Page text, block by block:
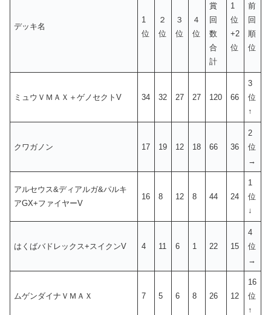
デッキ名
1
位
２
位
３
位
４
位
賞
回
数
合
計
1
位
+2
位
前
回
順
位
ミュウＶＭＡＸ＋ゲノセクトV 34 32 27 27 120 66
3
位
↑
クワガノン 17 19 12 18 66 36
2
位
→
アルセウス&ディアルガ&パルキ
アGX+ファイヤーV
16 8 12 8 44 24
1
位
↓
はくばバドレックス+スイクンV 4 11 6 1 22 15
4
位
→
ムゲンダイナＶＭＡＸ 7 5 6 8 26 12
16
位
↑